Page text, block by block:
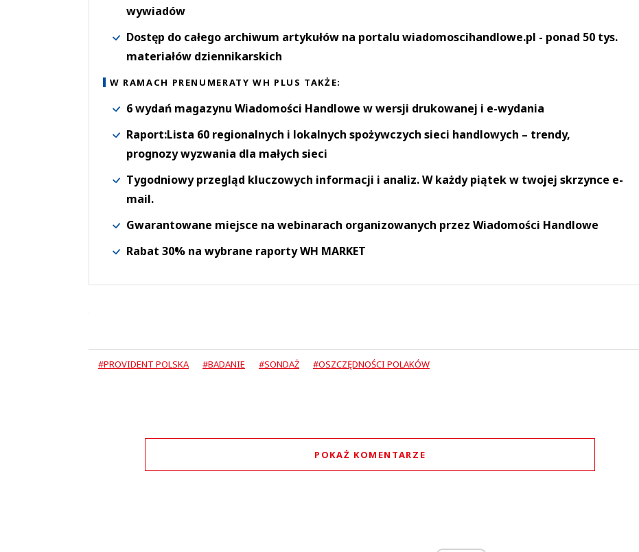
wywiadów
Dostęp do całego archiwum artykułów na portalu wiadomoscihandlowe.pl - ponad 50 tys.
materiałów dziennikarskich
W RAMACH PRENUMERATY WH PLUS TAKŻE:
6 wydań magazynu Wiadomości Handlowe w wersji drukowanej i e-wydania
Raport:Lista 60 regionalnych i lokalnych spożywczych sieci handlowych – trendy,
prognozy wyzwania dla małych sieci
Tygodniowy przegląd kluczowych informacji i analiz. W każdy piątek w twojej skrzynce e-
mail.
Gwarantowane miejsce na webinarach organizowanych przez Wiadomości Handlowe
Rabat 30% na wybrane raporty WH MARKET
#PROVIDENT POLSKA #BADANIE #SONDAŻ #OSZCZĘDNOŚCI POLAKÓW
POKAŻ KOMENTARZE